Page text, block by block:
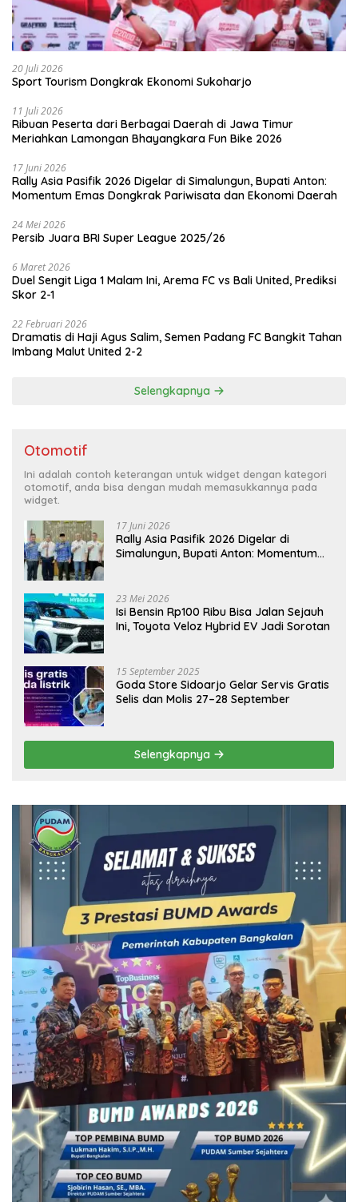
20 Juli 2026
Sport Tourism Dongkrak Ekonomi Sukoharjo
11 Juli 2026
Ribuan Peserta dari Berbagai Daerah di Jawa Timur
Meriahkan Lamongan Bhayangkara Fun Bike 2026
17 Juni 2026
Rally Asia Pasifik 2026 Digelar di Simalungun, Bupati Anton:
Momentum Emas Dongkrak Pariwisata dan Ekonomi Daerah
24 Mei 2026
Persib Juara BRI Super League 2025/26
6 Maret 2026
Duel Sengit Liga 1 Malam Ini, Arema FC vs Bali United, Prediksi
Skor 2-1
22 Februari 2026
Dramatis di Haji Agus Salim, Semen Padang FC Bangkit Tahan
Imbang Malut United 2-2
Selengkapnya
Otomotif
Ini adalah contoh keterangan untuk widget dengan kategori
otomotif, anda bisa dengan mudah memasukkannya pada
widget.
17 Juni 2026
Rally Asia Pasifik 2026 Digelar di
Simalungun, Bupati Anton: Momentum
23 Mei 2026
Isi Bensin Rp100 Ribu Bisa Jalan Sejauh
Ini, Toyota Veloz Hybrid EV Jadi Sorotan
15 September 2025
Goda Store Sidoarjo Gelar Servis Gratis
Selis dan Molis 27–28 September
Selengkapnya